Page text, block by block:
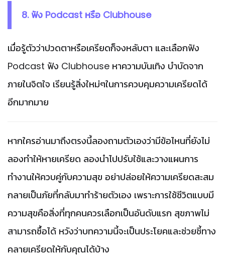
8. ฟัง Podcast หรือ Clubhouse
เมื่อรู้ตัวว่าปวดตาหรือเครียดก็จงหลับตา และเลือกฟัง
Podcast ฟัง Clubhouse หาความบันเทิง บำบัดจาก
ภายในจิตใจ เรียนรู้สิ่งใหม่ๆในการควบคุมความเครียดได้
อีกมากมาย
หากใครอ่านมาถึงตรงนี้ลองถามตัวเองว่ามีข้อไหนที่ยังไม่
ลองทำให้หายเครียด ลองนำไปปรับใช้และวางแผนการ
ทำงานให้ควบคู่กับความสุข อย่าปล่อยให้ความเครียดสะสม
กลายเป็นภัยที่กลับมาทำร้ายตัวเอง เพราะการใช้ชีวิตแบบมี
ความสุขคือสิ่งที่ทุกคนควรเลือกเป็นอันดับแรก สุขภาพไม่
สามารถซื้อได้ หวังว่าบทความนี้จะเป็นประโยคและช่วยชี้ทาง
คลายเครียดให้กับคุณได้บ้าง